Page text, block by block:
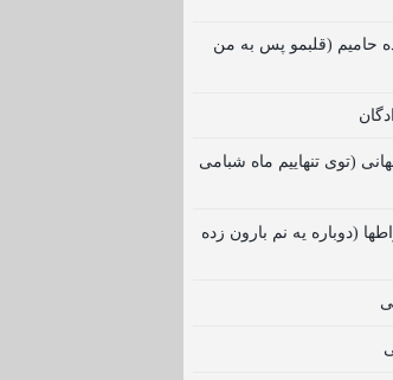
حامیم (قلبمو پس به من
(توی تنهاییم ماه شبامی
(دوباره یه نم بارون زده